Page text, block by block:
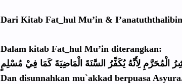
Dari Kitab Fat_hul Mu’in & I’anatutht
Dalam kitab Fat_hul Mu’in diterangkan:
الْمُحَرَّمِ لِأَنَّهُ يُكَفِّرُ السَّنَةَ الْمَاضِيَةَ كَمَا فِيْ مُسْلِمٍ
Dan disunnahkan mu`akkad berpuasa